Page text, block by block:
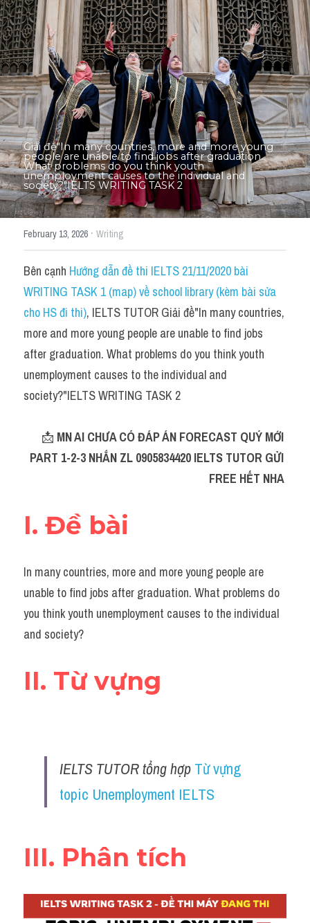
Thư Tín
Mixed
SGK
Vocabularies
Đề writing theo topic
Pie
Line graph
Bar chart
Đề thi thật IELTS GENERAL
Task 2
Từ vựng theo topic
Từ vựng theo Topic
Map
Đề thi thật Task 1
Process
Task 1
Đề thi IELTS thật
Speaking
Reading
Thành tích học viên
Giải đề"In many countries, more and more young
people are unable to find jobs after graduation.
What problems do you think youth
unemployment causes to the individual and
society?"IELTS WRITING TASK 2
February 13, 2026 · Writing
Bên cạnh Hướng dẫn đề thi IELTS 21/11/2020 bài
WRITING TASK 1 (map) về school library (kèm bài sửa
cho HS đi thi), IELTS TUTOR Giải đề"In many countries,
more and more young people are unable to find jobs
after graduation. What problems do you think youth
unemployment causes to the individual and
society?"IELTS WRITING TASK 2
📩 MN AI CHƯA CÓ ĐÁP ÁN FORECAST QUÝ MỚI
PART 1-2-3 NHẮN ZL 0905834420 IELTS TUTOR GỬI
FREE HẾT NHA
I. Đề bài
In many countries, more and more young people are
unable to find jobs after graduation. What problems do
you think youth unemployment causes to the individual
and society?
II. Từ vựng
IELTS TUTOR tổng hợp Từ vựng
topic Unemployment IELTS
III. Phân tích